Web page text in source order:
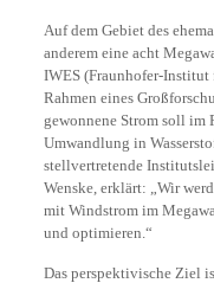
Auf dem Gebiet des
anderem eine acht
IWES (Fraunhofer-Institut
Rahmen eines
gewonnene Strom soll im
Umwandlung in
stellvertretende
Wenske, erklärt: „Wir
mit Windstrom im
und optimieren.“
Das perspektivische Ziel